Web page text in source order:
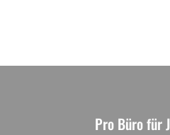
Pro Büro für